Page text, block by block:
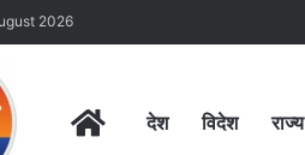
2026
Homeदेश विदेश राज्य